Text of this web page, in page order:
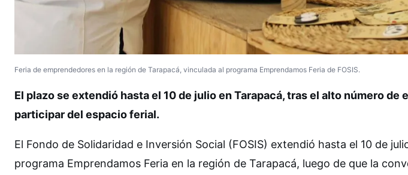
Feria de emprendedores en la región de Tarapacá, vinculada al programa Emprendamos Feria de FOSIS.
El plazo se extendió hasta el 10 de julio en Tarapacá, tras el alto número
participar del espacio ferial.
El Fondo de Solidaridad e Inversión Social (FOSIS) extendió hasta el 10 de
programa Emprendamos Feria en la región de Tarapacá, luego de que la